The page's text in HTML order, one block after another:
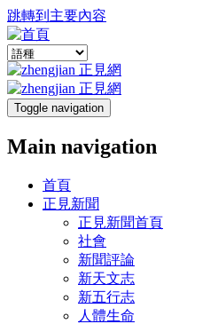
跳轉到主要內容
Toggle navigation
Main navigation
首頁
正見新聞
正見新聞首頁
社會
新聞評論
新天文志
新五行志
人體生命